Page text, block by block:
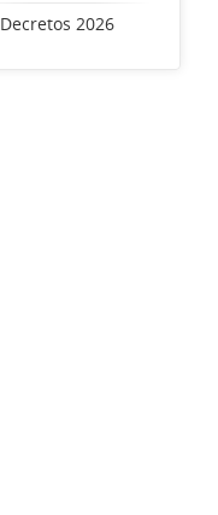
Decretos 2026